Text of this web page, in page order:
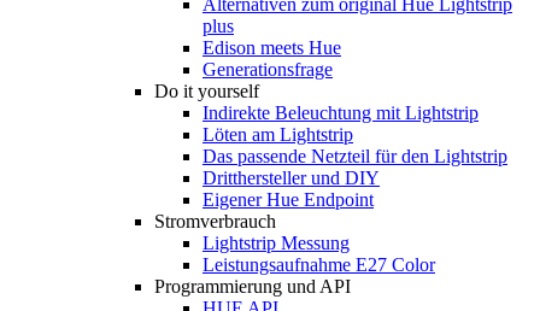
Alternativen zum original Hue Lightstrip
plus
Edison meets Hue
Generationsfrage
Do it yourself
Indirekte Beleuchtung mit Lightstrip
Löten am Lightstrip
Das passende Netzteil für den Lightstrip
Dritthersteller und DIY
Eigener Hue Endpoint
Stromverbrauch
Lightstrip Messung
Leistungsaufnahme E27 Color
Programmierung und API